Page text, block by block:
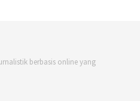
berbasis online yang